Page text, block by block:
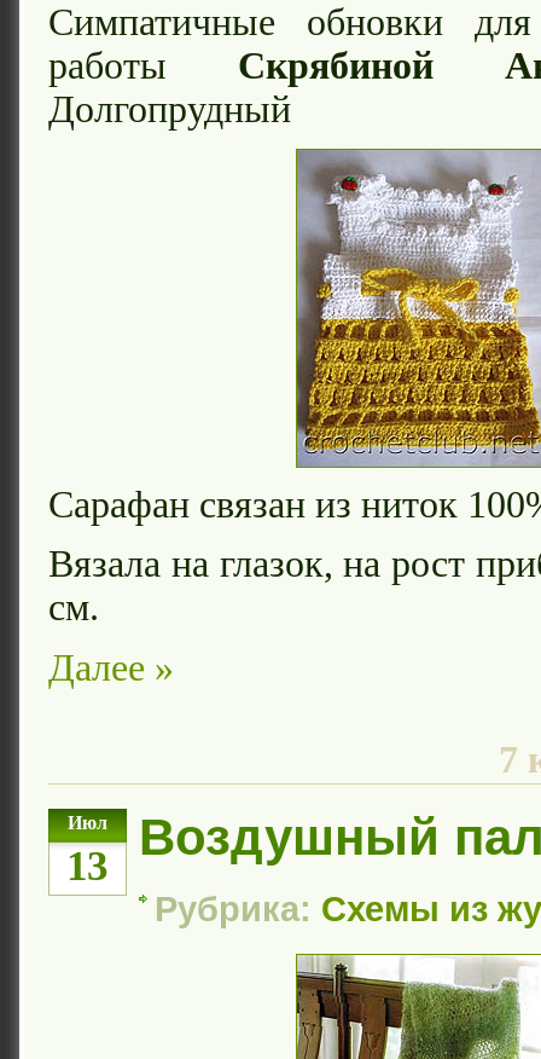
Симпатичные обновки
работы Скрябиной
Долгопрудный
Сарафан связан из ниток
Вязала на глазок, на рост
см.
Далее »
7
Июл
13
Воздушный
Рубрика: Схемы из